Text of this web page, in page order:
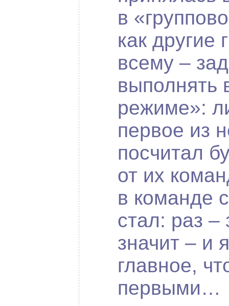
в
как другие
всему –
выполнять
режиме»:
первое из
посчитал
от их
в команде
стал: раз –
значит – и
главное,
первыми…